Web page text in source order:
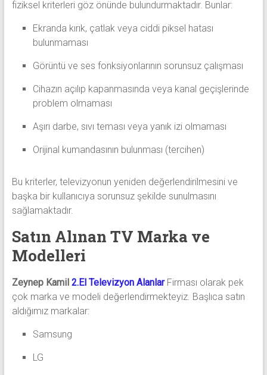
fiziksel kriterleri göz önünde bulundurmaktadır. Bunlar:
Ekranda kırık, çatlak veya ciddi piksel hatası
bulunmaması
Görüntü ve ses fonksiyonlarının sorunsuz çalışması
Cihazın açılıp kapanmasında veya kanal geçişlerinde
problem olmaması
Aşırı darbe, sıvı teması veya yanık izi olmaması
Orijinal kumandasının bulunması (tercihen)
Bu kriterler, televizyonun yeniden değerlendirilmesini ve
başka bir kullanıcıya sorunsuz şekilde sunulmasını
sağlamaktadır.
Satın Alınan TV Marka ve
Modelleri
Zeynep Kamil 2.El Televizyon AlanlarFirması olarak pek
çok marka ve modeli değerlendirmekteyiz. Başlıca satın
aldığımız markalar:
Samsung
LG